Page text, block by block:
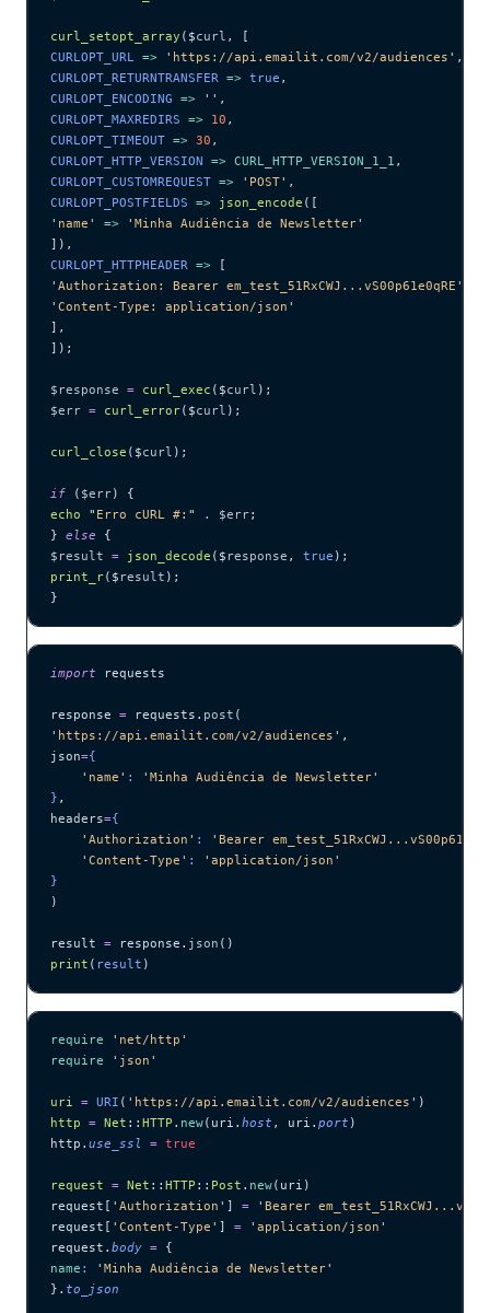
curl_setopt_array ($curl ,
[
CURLOPT_URL => ' https://api.emailit.com/v2/audiences ' ,
CURLOPT_RETURNTRANSFER => true ,
CURLOPT_ENCODING => '' ,
CURLOPT_MAXREDIRS => 10 ,
CURLOPT_TIMEOUT => 30 ,
CURLOPT_HTTP_VERSION => CURL_HTTP_VERSION_1_1 ,
CURLOPT_CUSTOMREQUEST => ' POST' ,
CURLOPT_POSTFIELDS => json_encode ([
' name ' => ' Minha Audiência de Newsletter'
]),
CURLOPT_HTTPHEADER => [
' Authorization: Bearer em_test_51RxCWJ...vS00p61e0qRE '
' Content-Type: application/json '
],
]);
$response = curl_exec ($curl );
$err = curl_error($curl );
curl_close ($curl );
if ( $err) {
echo " Erro cURL #: " . $err;
} else {
$result = json_decode ($ response , true );
print_r($ result );
}
import requests
response = requests. post (
' https://api.emailit.com/v2/audiences ' ,
json={
    '
name ' : ' Minha Audiência de Newsletter'
} ,
headers={
    '
Authorization ' : ' Bearer
    '
Content-Type ' : ' application/json '
}
)
result = response. json ()
print ( result )
require ' net/http '
require ' json '
uri = URI ( ' https://api.emailit.com/v2/audiences ' )
http = Net :: HTTP . new(uri. host , uri. port )
http. use_ssl = true
request = Net :: HTTP :: Post . new(uri)
request[ ' Authorization ' ] = ' Bearer
request[ ' Content-Type ' ] = ' application/json '
request. body = {
name : ' Minha Audiência de Newsletter'
}. to_json